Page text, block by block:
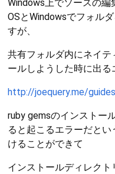
Windows上でソースの編
OSとWindowsでフォル
すが、
共有フォルダ内にネイテ
ールしようした時に出る
http://joequery.me/
ruby gemsのインストー
ると起こるエラーだと
けることができて
インストールディレク